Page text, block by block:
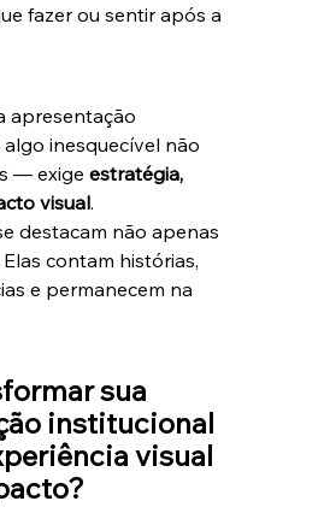
fazer ou sentir após a
apresentação
inesquecível não
— exige estratégia,
visual.
destacam não apenas
contam histórias,
e permanecem na
sua
institucional
visual